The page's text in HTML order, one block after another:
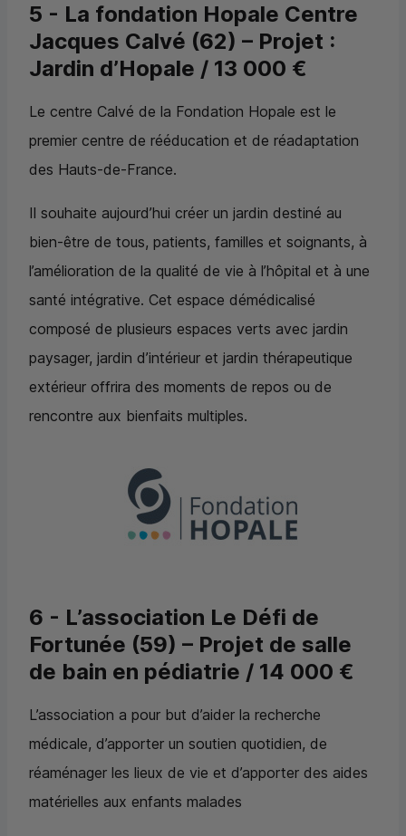
5 - La fondation Hopale Centre
Jacques Calvé (62) – Projet :
Jardin d’Hopale / 13 000 €
Le centre Calvé de la Fondation Hopale est le
premier centre de rééducation et de réadaptation
des Hauts-de-France.
Il souhaite aujourd’hui créer un jardin destiné au
bien-être de tous, patients, familles et soignants, à
l’amélioration de la qualité de vie à l’hôpital et à une
santé intégrative. Cet espace démédicalisé
composé de plusieurs espaces verts avec jardin
paysager, jardin d’intérieur et jardin thérapeutique
extérieur offrira des moments de repos ou de
rencontre aux bienfaits multiples.
6 - L’association Le Défi de
Fortunée (59) – Projet de salle
de bain en pédiatrie / 14 000 €
L’association a pour but d’aider la recherche
médicale, d’apporter un soutien quotidien, de
réaménager les lieux de vie et d’apporter des aides
matérielles aux enfants malades